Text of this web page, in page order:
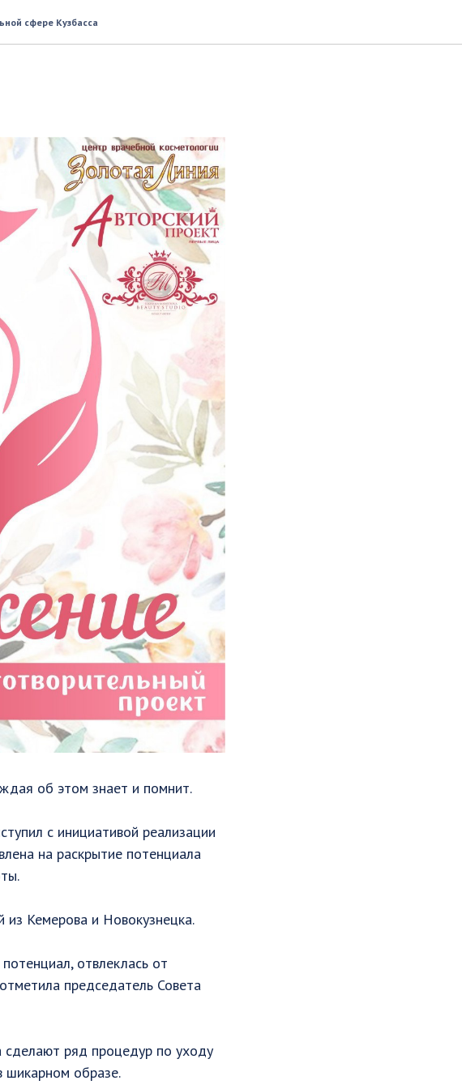
сфере Кузбасса
об этом знает и помнит. ⠀
с инициативой реализации
на раскрытие потенциала
⠀
Кемерова и Новокузнецка. ⠀
отвлеклась от
председатель Совета
сделают ряд процедур по уходу
образе. ⠀